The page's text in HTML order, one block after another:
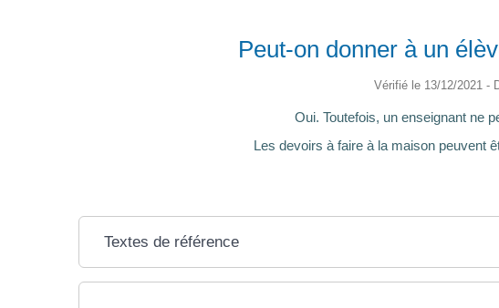
Peut-on donner à un
Vérifié le 13/12/2021 -
Oui. Toutefois, un enseignant ne
Les devoirs à faire à la maison peuvent
Textes de référence